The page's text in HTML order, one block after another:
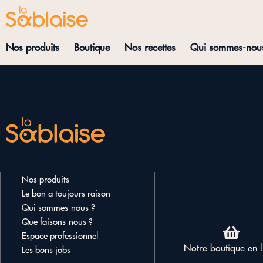
Nos produits Boutique Nos recettes Qui sommes-
Nos produits
Le bon a toujours raison
Qui sommes-nous ?
Que faisons-nous ?
Espace professionnel
Les bons jobs
Notre boutique en